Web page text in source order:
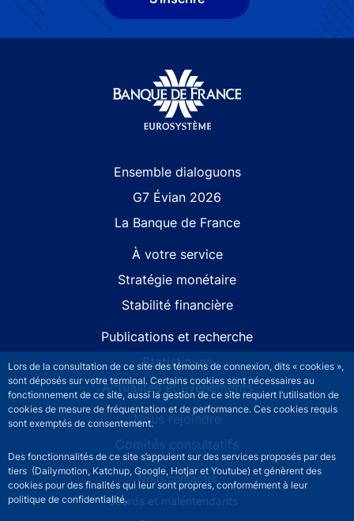
Lors de la consultation de ce site des témoins de connexion, dits « cookies »,
sont déposés sur votre terminal. Certains cookies sont nécessaires au
fonctionnement de ce site, aussi la gestion de ce site requiert l’utilisation de
cookies de mesure de fréquentation et de performance. Ces cookies requis
sont exemptés de consentement.
Des fonctionnalités de ce site s’appuient sur des services proposés par des
tiers (Dailymotion, Katchup, Google, Hotjar et Youtube) et génèrent des
cookies pour des finalités qui leur sont propres, conformément à leur
politique de confidentialité.
Ensemble dialoguons
G7 Évian 2026
La Banque de France
À votre service
Stratégie monétaire
Stabilité financière
Publications et recherche
Statistiques
Actualités et événements
Nous rejoindre
Comités consultatifs
Footer secondary menuNous contacter
Sourds et malentendants